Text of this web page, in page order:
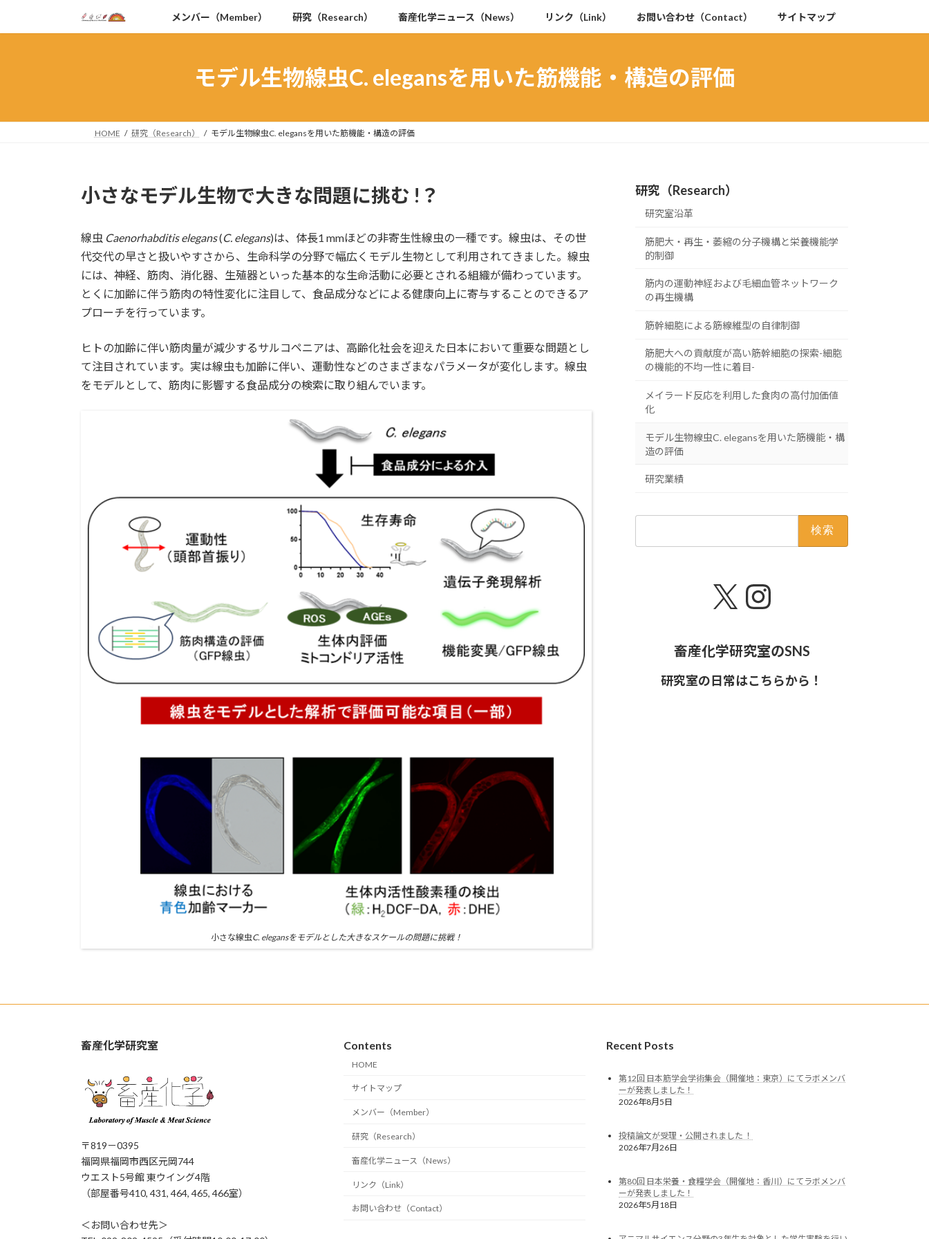
キ
に
メンバー（Member） 研究（Research） 畜産化学ニュース（News） リンク（Link） お問い合わせ（Contact） サイトマップ
モデル生物線虫C. elegansを用いた筋機能・構造の評価
HOME 研究（Research） モデル生物線虫C. elegansを用いた筋機能・構造の評価
小さなモデル生物で大きな問題に挑む !？
線虫 Caenorhabditis elegans(C. elegans)は、体長1 mmほどの非寄生性線虫の一種です。線虫は、その世
代交代の早さと扱いやすさから、生命科学の分野で幅広くモデル生物として利用されてきました。線虫
には、神経、筋肉、消化器、生殖器といった基本的な生命活動に必要とされる組織が備わっています。
とくに加齢に伴う筋肉の特性変化に注目して、食品成分などによる健康向上に寄与することのできるア
プローチを行っています。
ヒトの加齢に伴い筋肉量が減少するサルコペニアは、高齢化社会を迎えた日本において重要な問題とし
て注目されています。実は線虫も加齢に伴い、運動性などのさまざまなパラメータが変化します。線虫
をモデルとして、筋肉に影響する食品成分の検索に取り組んでいます。
小さな線虫C. elegansをモデルとした大きなスケールの問題に挑戦！
研究（Research）
研究室沿革
筋肥大・再生・萎縮の分子機構と栄養機能学
的制御
筋内の運動神経および毛細血管ネットワーク
の再生機構
筋幹細胞による筋線維型の自律制御
筋肥大への貢献度が高い筋幹細胞の探索-細胞
の機能的不均一性に着目-
メイラード反応を利用した食肉の高付加価値
化
モデル生物線虫C. elegansを用いた筋機能・構
造の評価
研究業績
X Instagram
畜産化学研究室のSNS
研究室の日常はこちらから！
畜産化学研究室
〒819－0395
福岡県福岡市西区元岡744
ウエスト5号館 東ウイング4階
（部屋番号410, 431, 464, 465, 466室）
＜お問い合わせ先＞
Contents
HOME
サイトマップ
メンバー（Member）
研究（Research）
畜産化学ニュース（News）
リンク（Link）
お問い合わせ（Contact）
Recent Posts
第12回 日本筋学会学術集会（開催地：東京）にてラボメンバ
ーが発表しました！
2026年8月5日
投稿論文が受理・公開されました ！
2026年7月26日
第80回 日本栄養・食糧学会（開催地：香川）にてラボメンバ
ーが発表しました！
2026年5月18日